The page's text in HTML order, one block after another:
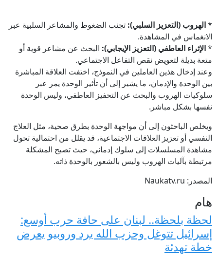
*الهروب (التعزيز السلبي): تجنب الضغوط والمشاعر السلبية عبر
الانغماس في المشاهدة.
*الإثراء العاطفي (التعزيز الإيجابي): البحث عن مشاعر قوية أو
متعة بديلة لتعويض نقص التفاعل الاجتماعي.
وعند إدخال هذين العاملين في النموذج، اختفت العلاقة المباشرة
بين الوحدة والإدمان، ما يشير إلى أن تأثير الوحدة يمر عبر
سلوكيات الهروب والبحث عن التحفيز العاطفي، وليس الوحدة
نفسها بشكل مباشر.
ويخلص الباحثون إلى أن مواجهة الوحدة بطرق صحية، مثل العلاج
النفسي أو تعزيز العلاقات الاجتماعية، قد يقلل من احتمالية تحول
مشاهدة المسلسلات إلى سلوك إدماني، حيث تصبح المشكلة
مرتبطة بآليات الهروب وليس بالشعور بالوحدة ذاته.
المصدر: Naukatv.ru
هام
لحظة بلحظة.. لبنان على حافة حرب أوسع:
إسرائيل تتوغل وحزب الله يرد وروبيو يعرض
خطة تهدئة